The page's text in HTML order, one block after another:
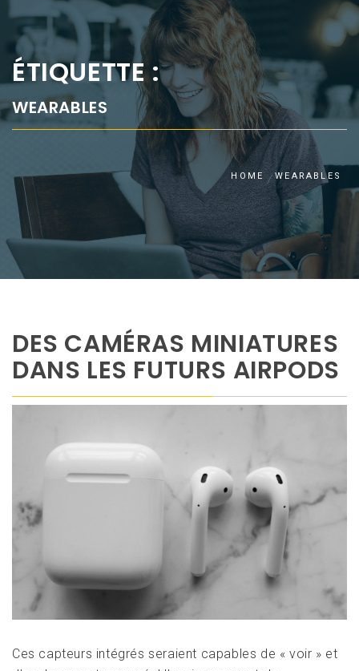
ÉTIQUETTE :
WEARABLES
HOME WEARABLES
DES CAMÉRAS MINIATURES
DANS LES FUTURS AIRPODS
Ces capteurs intégrés seraient capables de « voir » et